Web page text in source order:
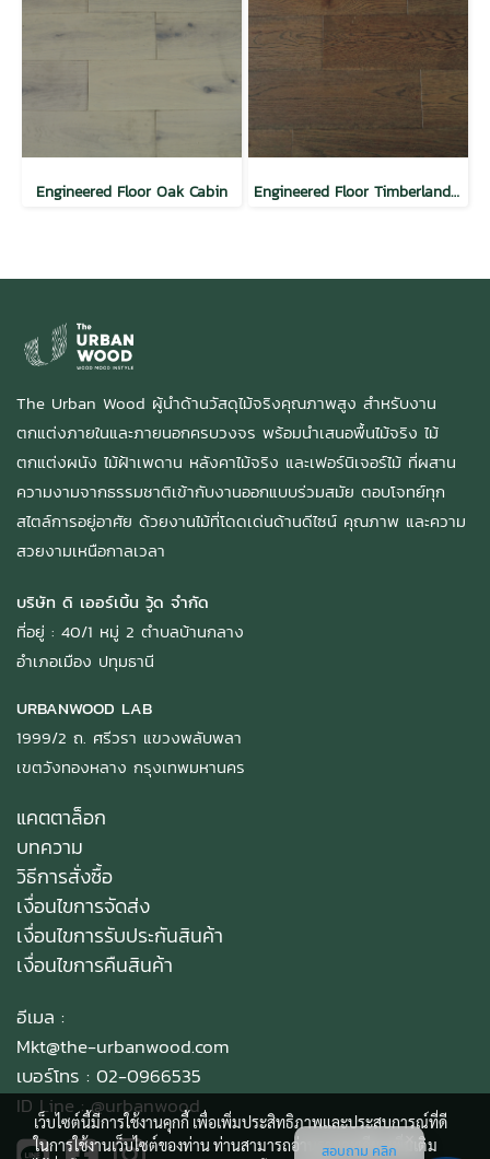
Engineered Floor Oak Cabin Engineered Floor Timberland Oak
The Urban Wood ผู้นำด้านวัสดุไม้จริงคุณภาพสูง สำหรับงาน
ตกแต่งภายในและภายนอกครบวงจร พร้อมนำเสนอพื้นไม้จริง ไม้
ตกแต่งผนัง ไม้ฝ้าเพดาน หลังคาไม้จริง และเฟอร์นิเจอร์ไม้ ที่ผสาน
ความงามจากธรรมชาติเข้ากับงานออกแบบร่วมสมัย ตอบโจทย์ทุก
สไตล์การอยู่อาศัย ด้วยงานไม้ที่โดดเด่นด้านดีไซน์ คุณภาพ และความ
สวยงามเหนือกาลเวลา
บริษัท ดิ เออร์เบิ้น วู้ด จำกัด
ที่อยู่ : 40/1 หมู่ 2 ตำบลบ้านกลาง
อำเภอเมือง ปทุมธานี
URBANWOOD LAB
1999/2 ถ. ศรีวรา แขวงพลับพลา
เขตวังทองหลาง กรุงเทพมหานคร
แคตตาล็อก
บทความ
วิธีการสั่งซื้อ
เงื่อนไขการจัดส่ง
เงื่อนไขการรับประกันสินค้า
เงื่อนไขการคืนสินค้า
อีเมล :
Mkt@the-urbanwood.com
เบอร์โทร : 02-0966535
ID Line :@urbanwood
เว็บไซต์นี้มีการใช้งานคุกกี้ เพื่อเพิ่มประสิทธิภาพและประสบการณ์ที่ดี
ในการใช้งานเว็บไซต์ของท่าน ท่านสามารถอ่านรายละเอียดเพิ่มเติม
สอบถาม คลิก